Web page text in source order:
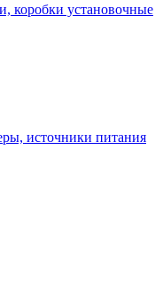
коробки установочные
источники питания